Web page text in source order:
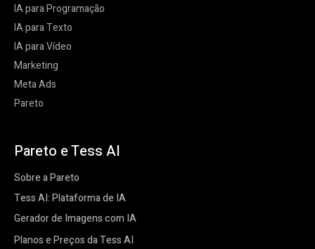
IA para Programação
IA para Texto
IA para Vídeo
Marketing
Meta Ads
Pareto
Pareto e Tess AI
Sobre a Pareto
Tess AI: Plataforma de IA
Gerador de Imagens com IA
Planos e Preços da Tess AI